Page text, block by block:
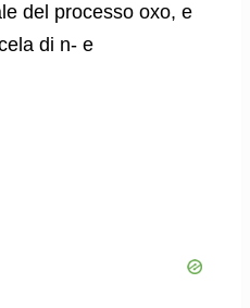
del processo oxo, e
di n- e